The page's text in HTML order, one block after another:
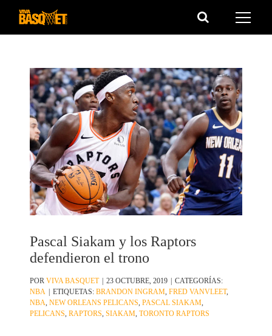
Saltar
Pascal Siakam y los Raptors
defendieron el trono
PORVIVA BASQUET | 23 OCTUBRE, 2019 | CATEGORÍAS:
NBA | ETIQUETAS:BRANDON INGRAM ,FRED VANVLEET,
NBA ,NEW ORLEANS PELICANS ,PASCAL SIAKAM
PELICANS ,RAPTORS ,SIAKAM ,TORONTO RAPTORS